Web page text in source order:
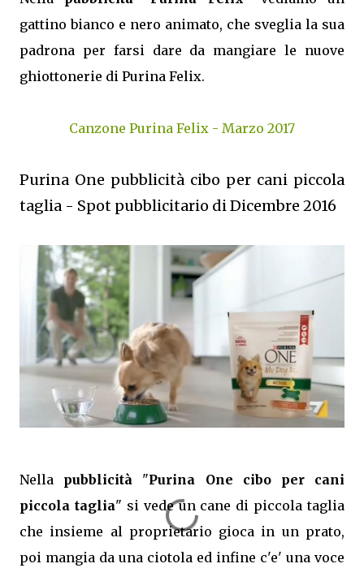
gattino bianco e nero animato, che sveglia la sua
padrona per farsi dare da mangiare le nuove
ghiottonerie di Purina Felix.
Canzone Purina Felix - Marzo 2017
Purina One pubblicità cibo per cani piccola
taglia - Spot pubblicitario di Dicembre 2016
Nella pubblicità "Purina One cibo per cani
piccola taglia" si vede un cane di piccola taglia
che insieme al proprietario gioca in un prato,
poi mangia da una ciotola ed infine c'e' una voce